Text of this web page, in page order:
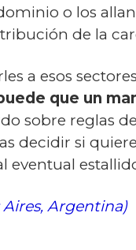
o los
de la
a esos
que un
sobre reglas
decidir si
eventual
Aires, Argentina)